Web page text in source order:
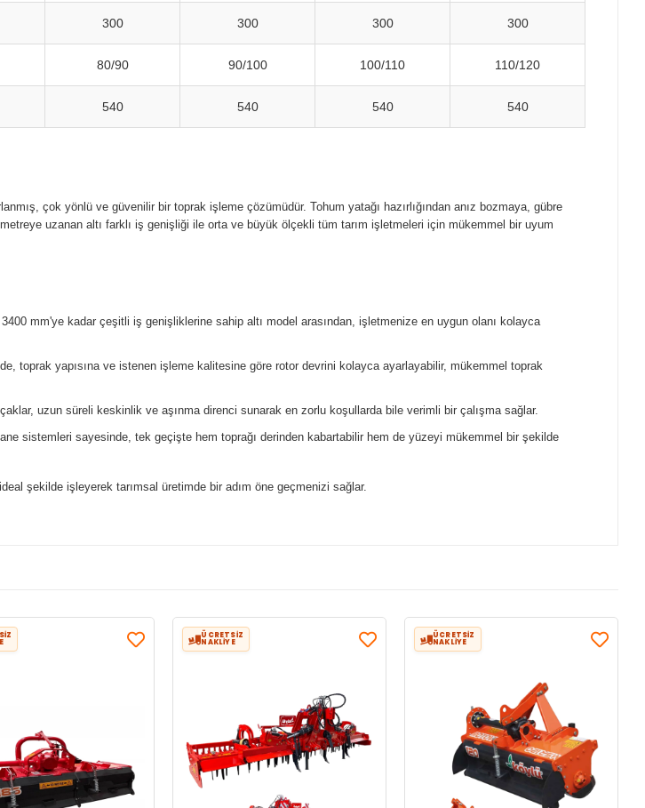
300 300 300 300
80/90 90/100 100/110 110/120
540 540 540 540
çok yönlü ve güvenilir bir toprak işleme çözümüdür. Tohum yatağı hazırlığından anız bozmaya, gübre
uzanan altı farklı iş genişliği ile orta ve büyük ölçekli tüm tarım işletmeleri için mükemmel bir uyum
mm'ye kadar çeşitli iş genişliklerine sahip altı model arasından, işletmenize en uygun olanı kolayca
toprak yapısına ve istenen işleme kalitesine göre rotor devrini kolayca ayarlayabilir, mükemmel toprak
uzun süreli keskinlik ve aşınma direnci sunarak en zorlu koşullarda bile verimli bir çalışma sağlar.
sistemleri sayesinde, tek geçişte hem toprağı derinden kabartabilir hem de yüzeyi mükemmel bir şekilde
ideal şekilde işleyerek tarımsal üretimde bir adım öne geçmenizi sağlar.
ÜCRETSİZ
NAKLİYE
ÜCRETSİZ
NAKLİYE